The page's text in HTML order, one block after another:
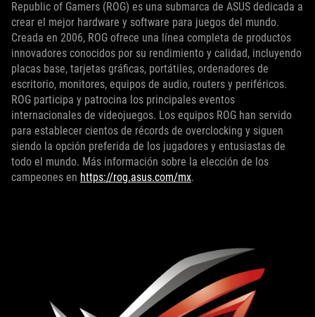
Republic of Gamers (ROG) es una submarca de ASUS dedicada a
crear el mejor hardware y software para juegos del mundo.
Creada en 2006, ROG ofrece una línea completa de productos
innovadores conocidos por su rendimiento y calidad, incluyendo
placas base, tarjetas gráficas, portátiles, ordenadores de
escritorio, monitores, equipos de audio, routers y periféricos.
ROG participa y patrocina los principales eventos
internacionales de videojuegos. Los equipos ROG han servido
para establecer cientos de récords de overclocking y siguen
siendo la opción preferida de los jugadores y entusiastas de
todo el mundo. Más información sobre la elección de los
campeones en https://rog.asus.com/mx.